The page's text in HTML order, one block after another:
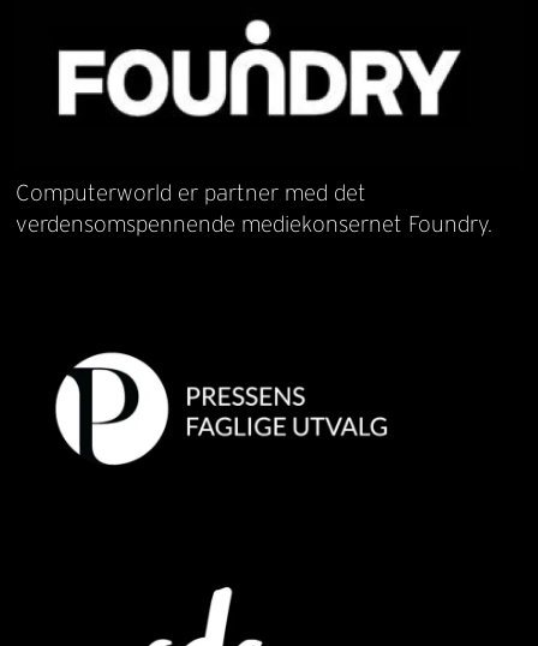
Computerworld er partner med det
verdensomspennende mediekonsernet Foundry.